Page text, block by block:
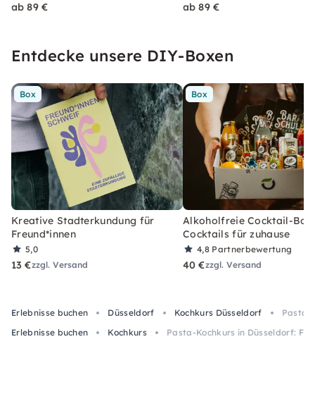
ab 89 € ab 89 €
Entdecke unsere DIY-Boxen
Box
Kreative Stadterkundung für
Freund*innen
5,0
13 €zzgl. Versand
Box
Alkoholfreie Cocktail-Box
Cocktails für zuhause
4,8 Partnerbewertung
40 €zzgl. Versand
Erlebnisse buchen Düsseldorf Kochkurs Düsseldorf
Pasta-
Erlebnisse buchen
Kochkurs Pasta-Kochkurs in Düsseldorf: